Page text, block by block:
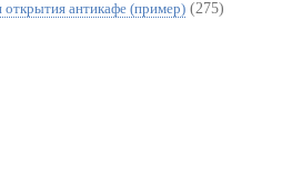
открытия антикафе (пример)(275)